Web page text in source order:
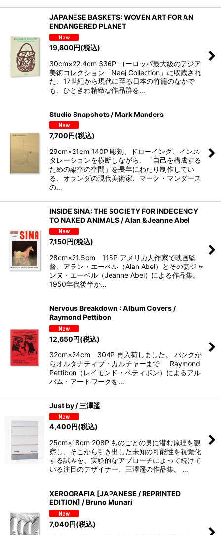
JAPANESE BASKETS: WOVEN ART FOR AN
ENDANGERED PLANET
19,800円(税込)
30cm×22.4cm 336P ヨーロッパ最大級のアジア
美術コレクション「Naej Collection」に収蔵され
た、17世紀から現代に至る日本の竹籠のなかで
も、ひときわ精緻な作品群を…
Studio Snapshots / Mark Manders
7,700円(税込)
29cm×21cm 140P 彫刻、ドローイング、インス
タレーションを横断しながら、「自己を構成する
ための架空の空間」を長年にわたり制作してい
る、オランダの現代美術家、マーク・マンダース
の…
INSIDE SINA: THE SOCIETY FOR INDECENCY
TO NAKED ANIMALS / Alan & Jeanne Abel
7,150円(税込)
28cm×21.5cm 116P アメリカ人作家で映画監
督、アラン・エーベル（Alan Abel）とその妻ジャ
ンヌ・エーベル（Jeanne Abel）による作品集。
1950年代後半か…
Nervous Breakdown : Album Covers /
Raymond Pettibon
12,650円(税込)
32cm×24cm 304P 再入荷しました。 パンクか
らオルタナティブ・カルチャーまで──Raymond
Pettibon（レイモンド・ペティボン）によるアル
バム・アートワークを…
Just by / 三澤遥
4,400 円(税込)
25cm×18cm 208P ものごとの奥に潜む原理を観
察し、そこから引き出した未知の可能性を視覚化
する試みを、実験的なアプローチによって続けて
いる注目のデザイナー、三澤遥の作品集。 …
XEROGRAFIA [JAPANESE / REPRINTED
EDITION] / Bruno Munari
7,040円(税込)